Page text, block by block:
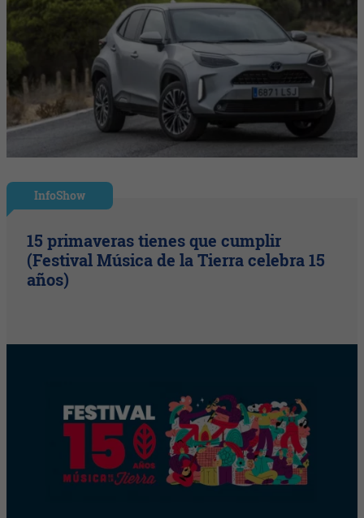
InfoShow
15 primaveras tienes que cumplir
(Festival Música de la Tierra celebra 15
años)